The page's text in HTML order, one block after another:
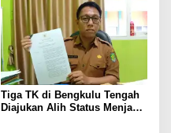
Tiga TK di Bengkulu Tengah
Diajukan Alih Status Menjadi